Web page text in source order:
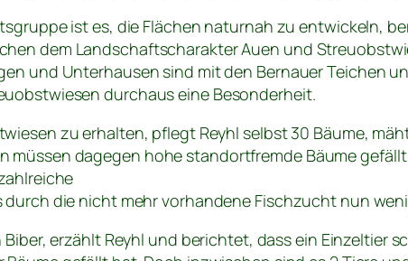
ist es, die Flächen naturnah zu entwickeln,
dem Landschaftscharakter Auen und
und Unterhausen sind mit den Bernauer Teichen
durchaus eine Besonderheit.
zu erhalten, pflegt Reyhl selbst 30 Bäume,
müssen dagegen hohe standortfremde Bäume
durch die nicht mehr vorhandene Fischzucht nun
erzählt Reyhl und berichtet, dass ein Einzeltier